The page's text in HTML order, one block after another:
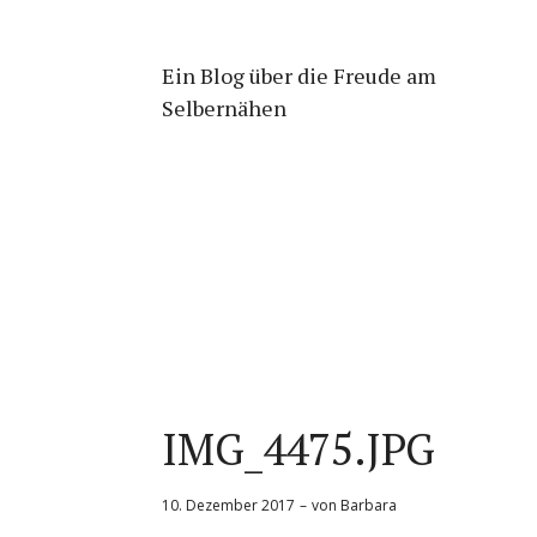
Ein Blog über die Freude am
Selbernähen
IMG_4475.JPG
10. Dezember 2017 von Barbara